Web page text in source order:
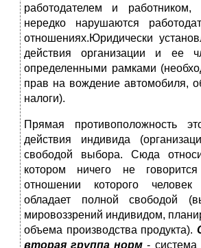
работодателем и
нередко нарушаются
отношениях.Юридически
действия организации и ее
определенными рамками
прав на вождение автомобиля,
налоги).
Прямая противоположность
действия индивида
свободой выбора. Сюда
котором ничего не
отношении которого человек
обладает полной свободой
мировоззрений индивидом,
объема производства продукта).
вторая группа норм - система